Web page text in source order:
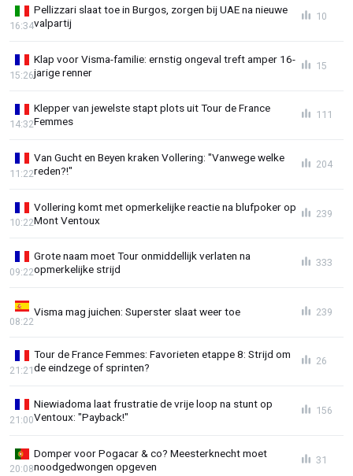
Pellizzari slaat toe in Burgos, zorgen bij UAE na nieuwe
valpartij
16:34
10
Klap voor Visma-familie: ernstig ongeval treft amper 16-
jarige renner
15:26
15
Klepper van jewelste stapt plots uit Tour de France
Femmes
14:32
111
Van Gucht en Beyen kraken Vollering: "Vanwege welke
reden?!"
11:22
204
Vollering komt met opmerkelijke reactie na blufpoker op
Mont Ventoux
10:22
239
Grote naam moet Tour onmiddellijk verlaten na
opmerkelijke strijd
09:22
333
Visma mag juichen: Superster slaat weer toe
08:22
239
Tour de France Femmes: Favorieten etappe 8: Strijd om
de eindzege of sprinten?
21:21
26
Niewiadoma laat frustratie de vrije loop na stunt op
Ventoux: "Payback!"
21:00
156
Domper voor Pogacar & co? Meesterknecht moet
noodgedwongen opgeven
20:08
31